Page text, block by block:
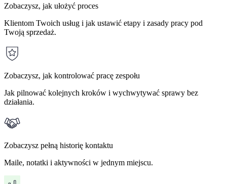
Zobaczysz, jak ułożyć proces
Klientom Twoich usług i jak ustawić etapy i zasady pracy pod
Twoją sprzedaż.
Zobaczysz, jak kontrolować pracę zespołu
Jak pilnować kolejnych kroków i wychwytywać sprawy bez
działania.
Zobaczysz pełną historię kontaktu
Maile, notatki i aktywności w jednym miejscu.